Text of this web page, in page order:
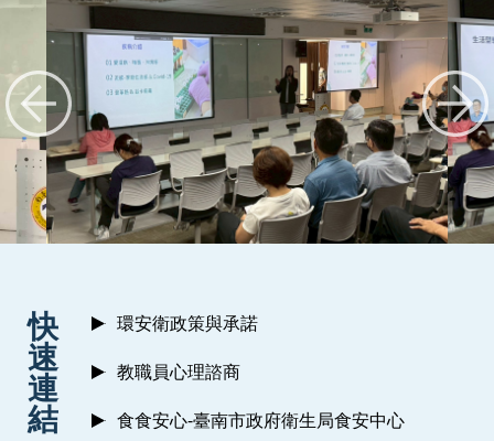
快
速
連
結
環安衛政策與承諾
教職員心理諮商
食食安心-臺南市政府衛生局食安中心